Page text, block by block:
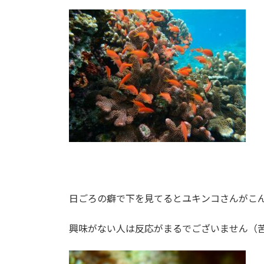
日ごろの癖で下を見てるとユキンコさんがこ
興味がない人は反応がまるでございません（苦